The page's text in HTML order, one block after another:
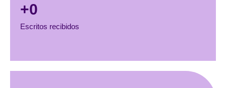
Escritos recibidos
+0